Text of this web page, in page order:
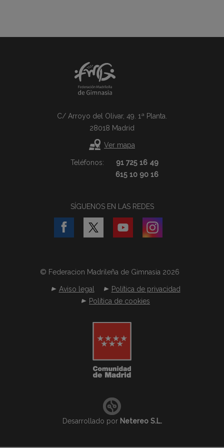
C/ Arroyo del Olivar, 49. 1ª Planta.
28018 Madrid
Ver mapa
Teléfonos:
91 725 16 49
615 10 90 16
SÍGUENOS EN LAS REDES
© Federacion Madrileña de Gimnasia 2026
Aviso legal
Política de privacidad
Política de cookies
Desarrollado por Netereo S.L.